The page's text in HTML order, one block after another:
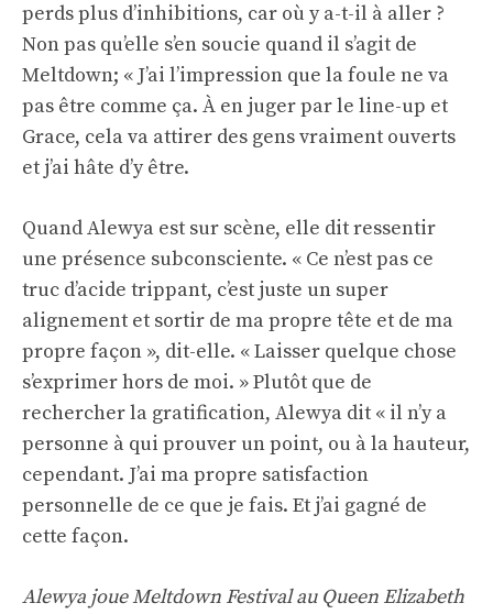
perds plus d’inhibitions, car où y a-t-il à aller ?
Non pas qu’elle s’en soucie quand il s’agit de
Meltdown; « J’ai l’impression que la foule ne va
pas être comme ça. À en juger par le line-up et
Grace, cela va attirer des gens vraiment ouverts
et j’ai hâte d’y être.
Quand Alewya est sur scène, elle dit ressentir
une présence subconsciente. « Ce n’est pas ce
truc d’acide trippant, c’est juste un super
alignement et sortir de ma propre tête et de ma
propre façon », dit-elle. « Laisser quelque chose
s’exprimer hors de moi. » Plutôt que de
rechercher la gratification, Alewya dit « il n’y a
personne à qui prouver un point, ou à la hauteur,
cependant. J’ai ma propre satisfaction
personnelle de ce que je fais. Et j’ai gagné de
cette façon.
Alewya joue Meltdown Festival au Queen Elizabeth